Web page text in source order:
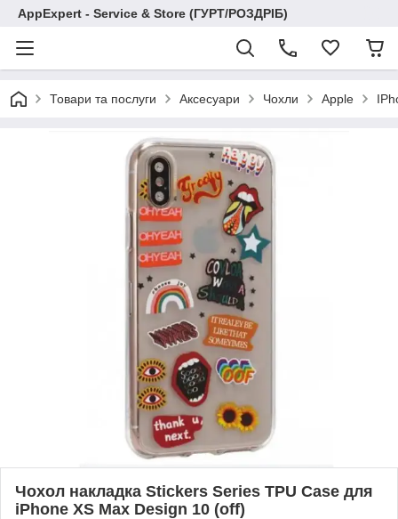
AppExpert - Service & Store (ГУРТ/РОЗДРІБ)
Товари та послуги Аксесуари Чохли Apple
Чохол накладка Stickers Series TPU Case для
iPhone XS Max Design 10 (off)